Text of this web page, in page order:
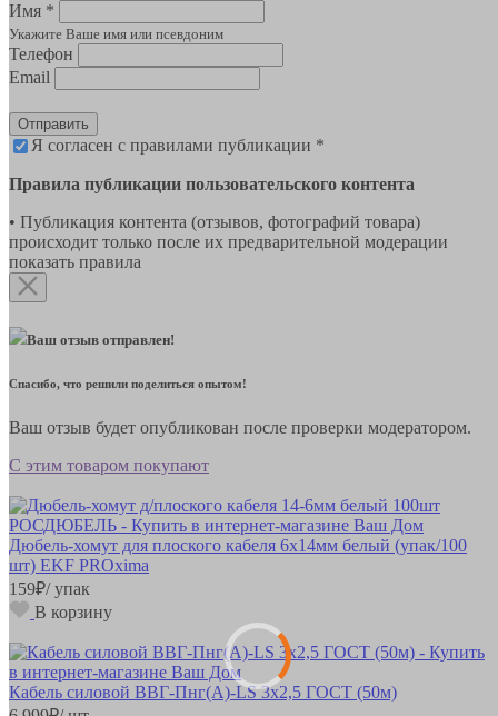
Имя *
Укажите Ваше имя или псевдоним
Телефон
Email
Отправить
Я согласен с правилами публикации *
Правила публикации пользовательского контента
• Публикация контента (отзывов, фотографий товара)
происходит только после их предварительной модерации
показать правила
Ваш отзыв отправлен!
Спасибо, что решили поделиться опытом!
Ваш отзыв будет опубликован после проверки модератором.
С этим товаром покупают
Дюбель-хомут для плоского кабеля 6х14мм белый (упак/100
шт) EKF PROxima
159₽/ упак
В корзину
Кабель силовой ВВГ-Пнг(А)-LS 3х2,5 ГОСТ (50м)